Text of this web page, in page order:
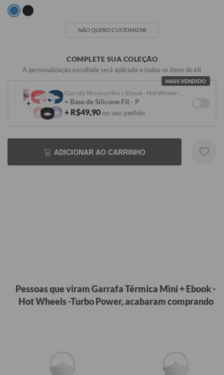
NÃO QUERO CUSTOMIZAR
COMPLETE SUA COLEÇÃO
A personalização escolhida será aplicada a todos os itens do kit
MAIS VENDIDO
+
Garrafa Térmica Mini + Ebook - Hot Wheels -Turbo Power
+ Base de Silicone Fit - P
+ R$49,90 no seu pedido
ADICIONAR AO CARRINHO
Pessoas que viram Garrafa Térmica Mini + Ebook -
Hot Wheels -Turbo Power, acabaram comprando